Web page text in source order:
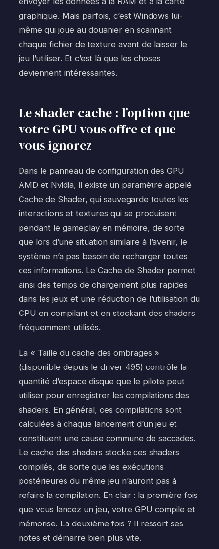
graphique. Mais parfois, c’est Windows lui-
même qui joue au douanier en scannant
chaque fichier de texture avant de laisser le
jeu l’utiliser. Et c’est là que les choses
deviennent intéressantes.
Le shader cache : l’option que
votre GPU vous offre et que
vous ignorez
Dans le panneau de configuration des GPU
AMD et Nvidia, il existe un paramètre appelé
Cache de Shader, qui sauvegarde toutes les
interactions et textures qui se produisent
pendant le gameplay en mémoire, de sorte
que lors d’une situation similaire à l’avenir, le
système n’a pas besoin de recharger toutes
ces informations. Le Cache de Shader permet
ainsi des temps de chargement plus rapides
dans les jeux et une réduction de l’utilisation du
CPU en compilant et en stockant des shaders
fréquemment utilisés.
La « Taille du cache des ombrages »
(disponible depuis le driver 495) contrôle la
quantité d’espace disque que le pilote peut
utiliser pour enregistrer les compilations des
shaders. En général, ces compilations sont
calculées à chaque lancement d’un jeu et
constituent une cause commune de saccades.
Le cache des shaders stocke ces shaders
compilés, de sorte que les exécutions
postérieures du même jeu n’auront pas à
refaire la compilation. En clair : la première fois
que vous lancez un jeu, votre GPU compile et
mémorise. La deuxième fois ? Il ressort ses
notes et démarre bien plus vite.